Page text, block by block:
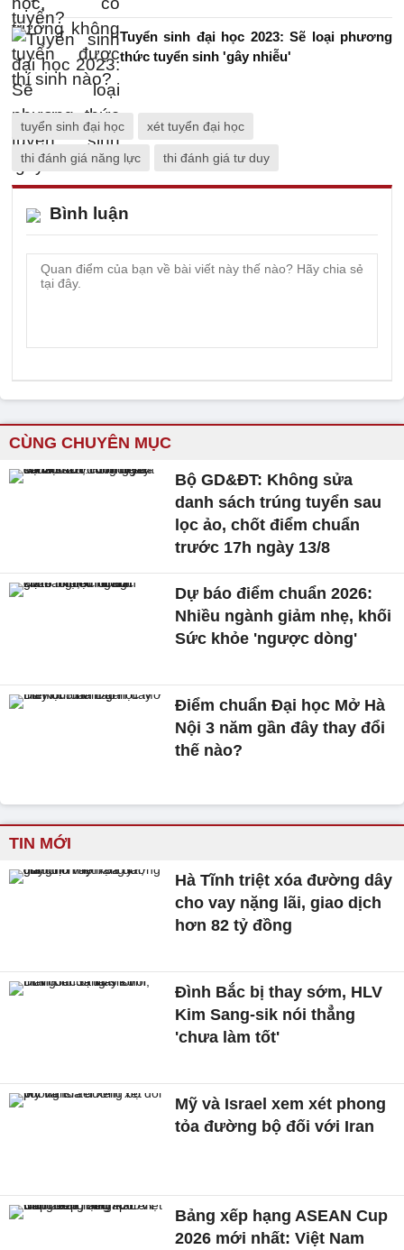
Tuyển sinh đại học 2023: Sẽ loại phương
thức tuyển sinh 'gây nhiễu'
tuyển sinh đại học xét tuyển đại học
thi đánh giá năng lực thi đánh giá tư duy
Bình luận
CÙNG CHUYÊN MỤC
Bộ GD&ĐT: Không sửa
danh sách trúng tuyển sau
lọc ảo, chốt điểm chuẩn
trước 17h ngày 13/8
Dự báo điểm chuẩn 2026:
Nhiều ngành giảm nhẹ, khối
Sức khỏe 'ngược dòng'
Điểm chuẩn Đại học Mở Hà
Nội 3 năm gần đây thay đổi
thế nào?
TIN MỚI
Hà Tĩnh triệt xóa đường dây
cho vay nặng lãi, giao dịch
hơn 82 tỷ đồng
Đình Bắc bị thay sớm, HLV
Kim Sang-sik nói thẳng
'chưa làm tốt'
Mỹ và Israel xem xét phong
tỏa đường bộ đối với Iran
Bảng xếp hạng ASEAN Cup
2026 mới nhất: Việt Nam